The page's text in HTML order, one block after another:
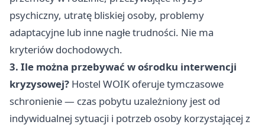
psychiczny, utratę bliskiej osoby, problemy
adaptacyjne lub inne nagłe trudności. Nie ma
kryteriów dochodowych.
3. Ile można przebywać w ośrodku interwencji
kryzysowej? Hostel WOIK oferuje tymczasowe
schronienie — czas pobytu uzależniony jest od
indywidualnej sytuacji i potrzeb osoby korzystającej z